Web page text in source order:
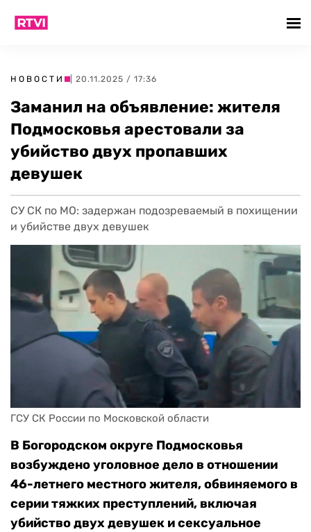
НОВОСТИ | 20.11.2025 / 17:36
Заманил на объявление: жителя
Подмосковья арестовали за
убийство двух пропавших
девушек
СУ СК по МО: задержан подозреваемый в похищении
и убийстве двух девушек
ГСУ СК России по Московской области
В Богородском округе Подмосковья
возбуждено уголовное дело в отношении
46-летнего местного жителя, обвиняемого в
серии тяжких преступлений, включая
убийство двух девушек и сексуальное